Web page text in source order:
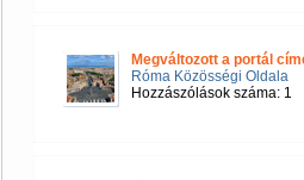
Megváltozott a portál
Róma Közösségi Oldala
Hozzászólások száma: 1